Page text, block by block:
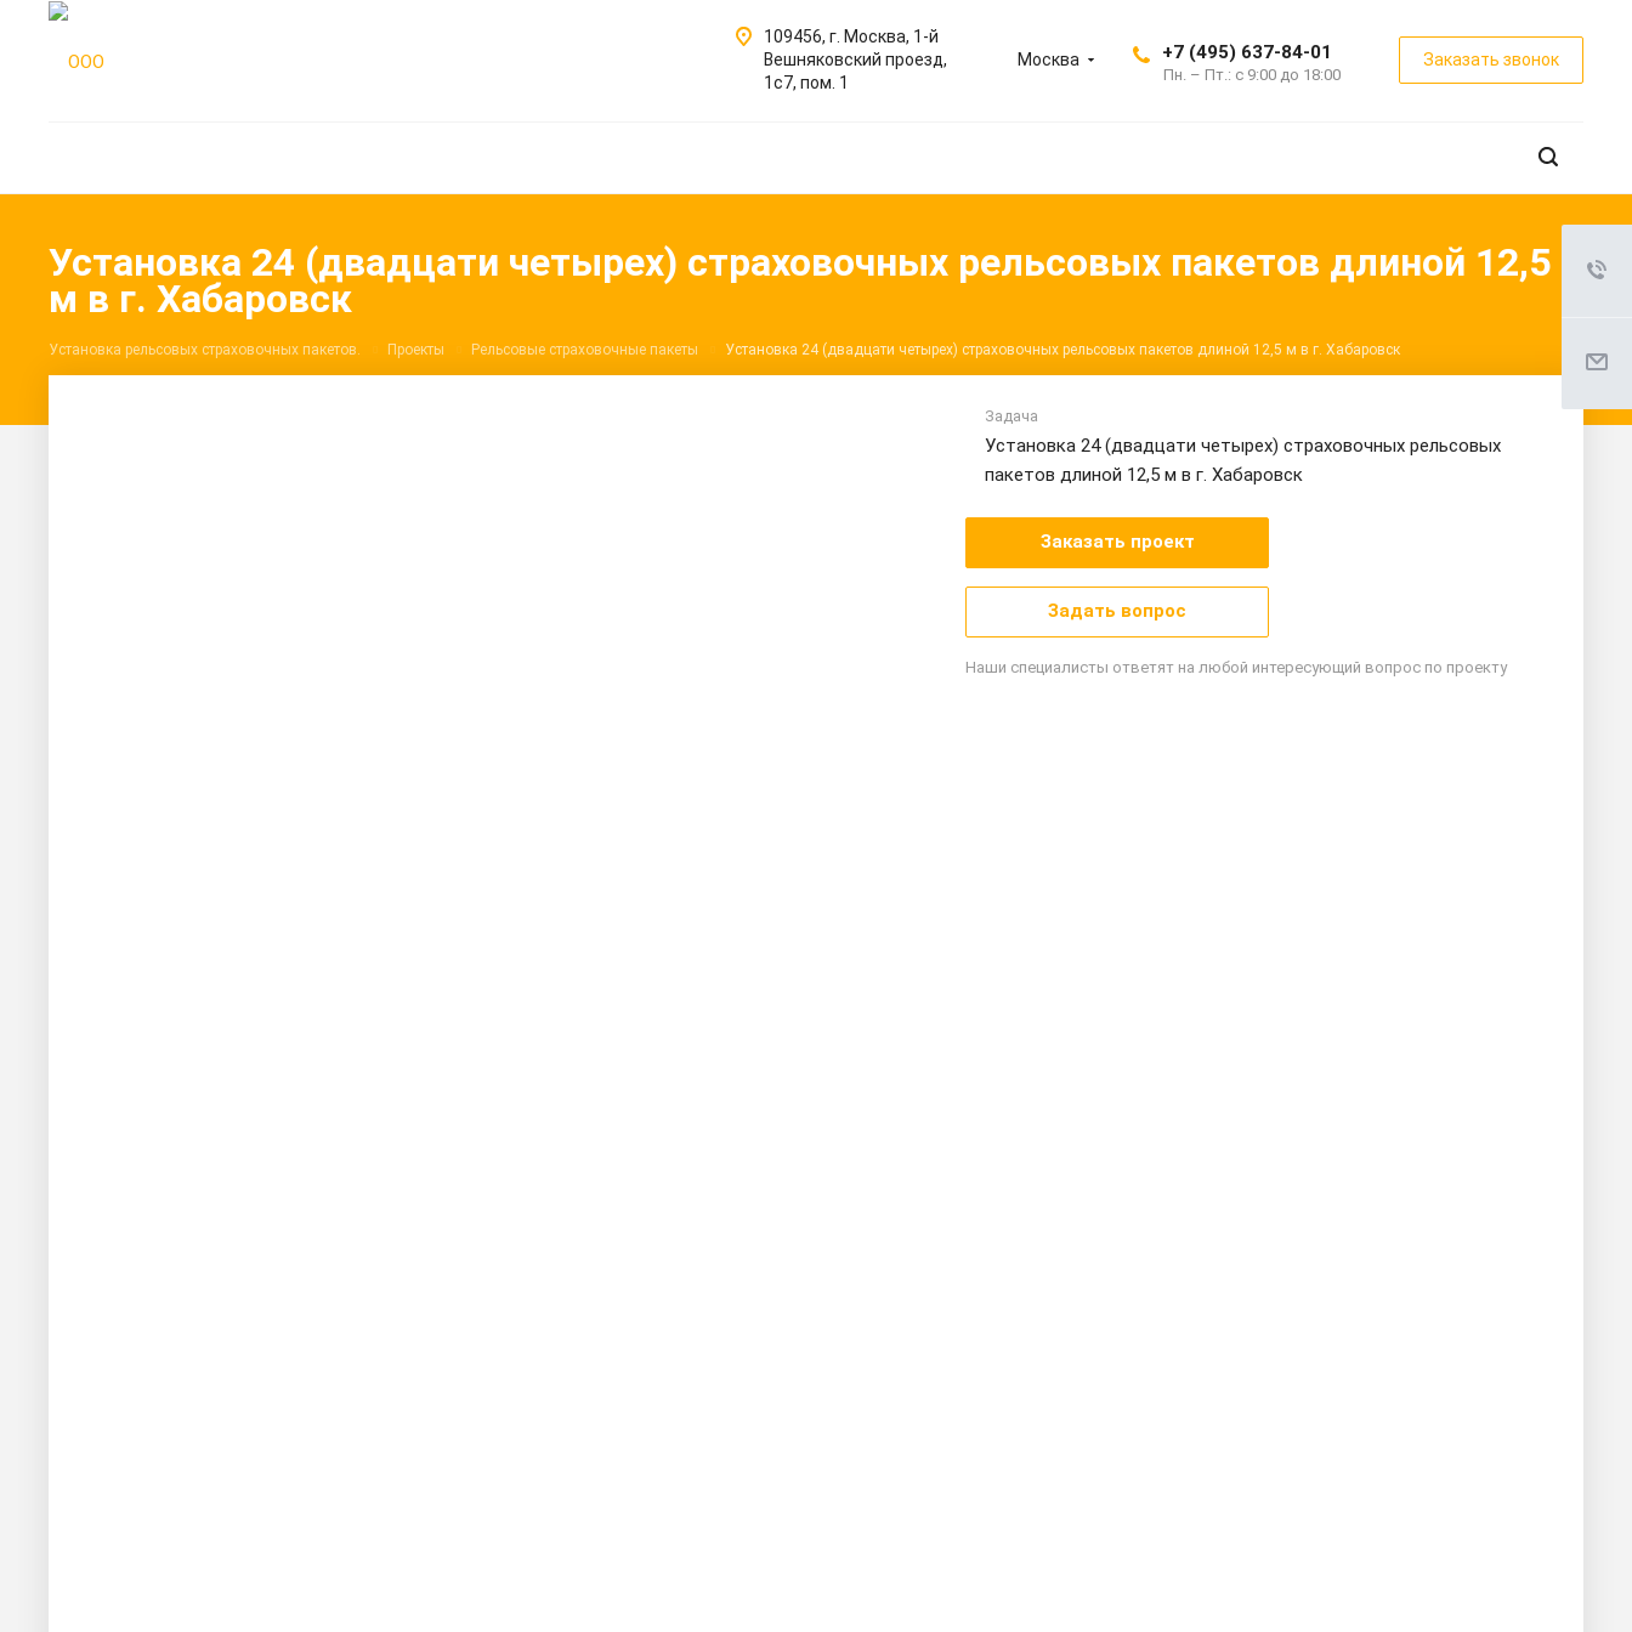
Москва +7 (495) 637-84-01
Пн. – Пт.: с 9:00 до 18:00
Заказать звонок
109456, г. Москва, 1-й
Вешняковский проезд,
1с7, пом. 1
Установка 24 (двадцати четырех) страховочных рельсовых пакетов длиной 12,5
м в г. Хабаровск
Установка рельсовых страховочных пакетов. Проекты Рельсовые страховочные пакеты Установка 24 (двадцати четырех) страховочных рельсовых пакетов длиной 12,5 м в г. Хабаровск
Задача
Установка 24 (двадцати четырех) страховочных рельсовых
пакетов длиной 12,5 м в г. Хабаровск
Заказать проект
Задать вопрос
Наши специалисты ответят на любой интересующий вопрос по проекту